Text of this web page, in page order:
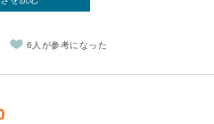
6人が参考になった